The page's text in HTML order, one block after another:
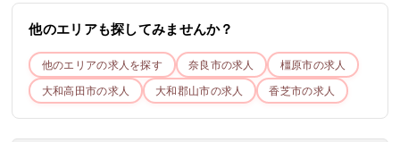
他のエリアも探してみませんか？
他のエリアの求人を探す 奈良市の求人 橿原市の求人
大和高田市の求人 大和郡山市の求人 香芝市の求人